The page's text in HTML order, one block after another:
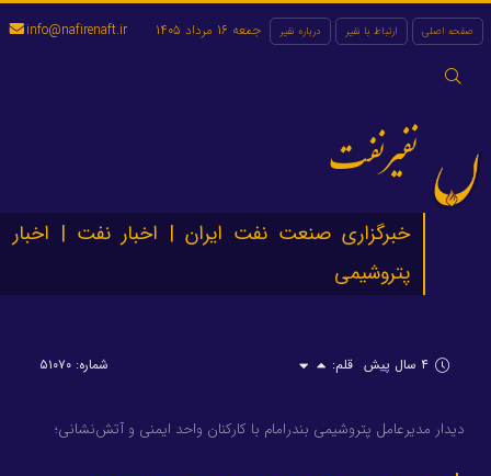
صفحه اصلی ارتباط با نفیر درباره نفیر
جستجو
جمعه 16 مرداد 1405 info@nafirenaft.ir
نفیرنفت
خبرگزاری صنعت نفت ایران | اخبار نفت | اخبار
پتروشیمی
۴ سال پیش قلم: شماره: ۵۱۰۷۰
دیدار مدیرعامل پتروشیمی بندرامام با کارکنان واحد ایمنی و آتش‌نشانی؛